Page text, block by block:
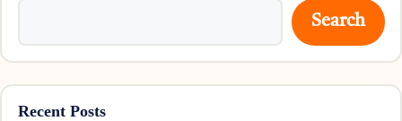
Search
Recent Posts